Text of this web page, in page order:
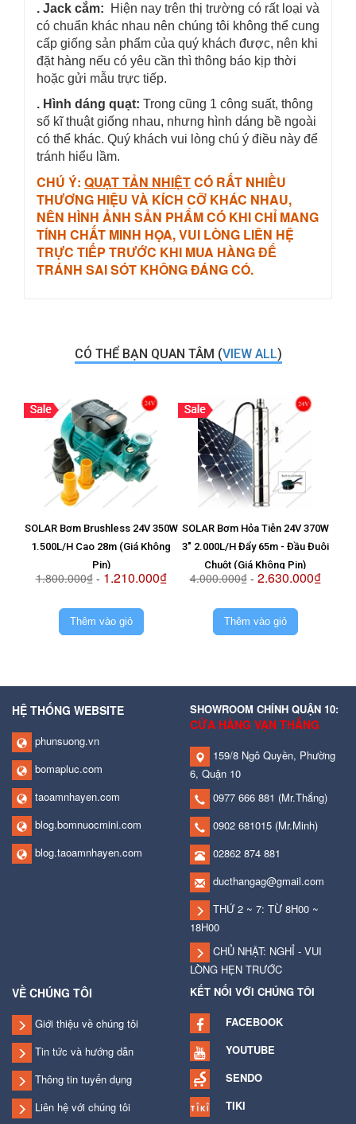
. Jack cắm: Hiện nay trên thị trường có rất loại và
có chuẩn khác nhau nên chúng tôi không thể cung
cấp giống sản phẩm của quý khách được, nên khi
đặt hàng nếu có yêu cần thì thông báo kịp thời
hoặc gửi mẫu trực tiếp.
. Hình dáng quạt: Trong cũng 1 công suất, thông
số kĩ thuật giống nhau, nhưng hình dáng bề ngoài
có thể khác. Quý khách vui lòng chú ý điều này để
tránh hiểu lầm.
CHÚ Ý: QUẠT TẢN NHIỆTCÓ RẤT NHIỀU
THƯƠNG HIỆU VÀ KÍCH CỠ KHÁC NHAU,
NÊN HÌNH ẢNH SẢN PHẨM CÓ KHI CHỈ MANG
TÍNH CHẤT MINH HỌA, VUI LÒNG LIÊN HỆ
TRỰC TIẾP TRƯỚC KHI MUA HÀNG ĐỂ
TRÁNH SAI SÓT KHÔNG ĐÁNG CÓ.
CÓ THỂ BẠN QUAN TÂM (VIEW ALL)
SOLAR Bơm Brushless 24V 350W
1.500L/H Cao 28m (Giá Không
Pin)
1.800.000₫- 1.210.000₫
Thêm vào giỏ
SOLAR Bơm Hỏa Tiễn 24V 370W
3" 2.000L/H Đẩy 65m - Đầu Đuôi
Chuột (Giá Không Pin)
4.000.000₫- 2.630.000₫
Thêm vào giỏ
HỆ THỐNG WEBSITE
phunsuong.vn
bomapluc.com
taoamnhayen.com
blog.bomnuocmini.com
blog.taoamnhayen.com
SHOWROOM CHÍNH QUẬN 10:
CỬA HÀNG VẠN THẮNG
159/8 Ngô Quyền, Phường
6, Quận 10
0977 666 881 (Mr.Thắng)
0902 681015 (Mr.Minh)
02862 874 881
ducthangag@gmail.com
THỨ 2 ~ 7: TỪ 8H00 ~
18H00
CHỦ NHẬT: NGHỈ - VUI
LÒNG HẸN TRƯỚC
VỀ CHÚNG TÔI
Giới thiệu về chúng tôi
Tin tức và hướng dẫn
Thông tin tuyển dụng
Liên hệ với chúng tôi
KẾT NỐI VỚI CHÚNG TÔI
FACEBOOK
YOUTUBE
SENDO
TIKI